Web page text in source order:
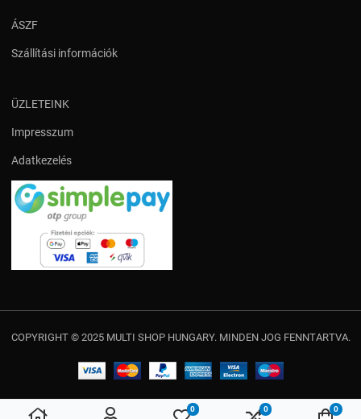
Kedvencek
0 Összehasonlítás
0 0
ÁSZF
Szállítási információk
ÜZLETEINK
Impresszum
Adatkezelés
COPYRIGHT © 2025 MULTI SHOP HUNGARY. MINDEN JOG FENNTARTVA.